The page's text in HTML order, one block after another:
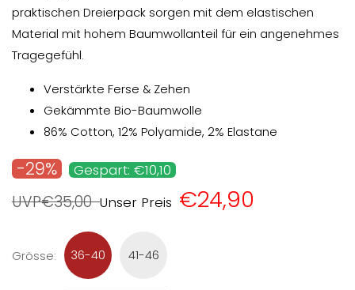
praktischen Dreierpack sorgen mit dem elastischen
Material mit hohem Baumwollanteil für ein angenehmes
Tragegefühl.
Verstärkte Ferse & Zehen
Gekämmte Bio-Baumwolle
86% Cotton, 12% Polyamide, 2% Elastane
-29% Gespart: €10,10
UVP€35,00Unser Preis €24,90
Grösse: 36-40 41-46